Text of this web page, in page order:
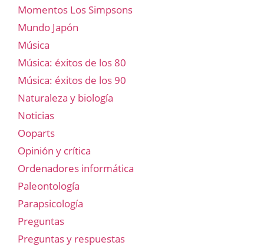
Momentos Los Simpsons
Mundo Japón
Música
Música: éxitos de los 80
Música: éxitos de los 90
Naturaleza y biología
Noticias
Ooparts
Opinión y crítica
Ordenadores informática
Paleontología
Parapsicología
Preguntas
Preguntas y respuestas